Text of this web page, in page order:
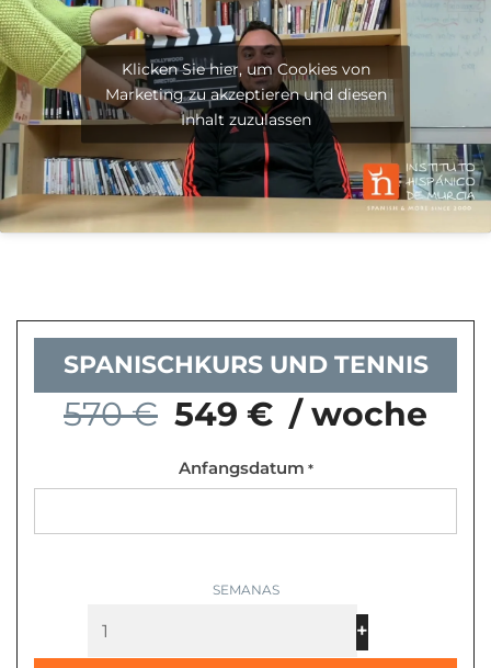
Klicken Sie hier, um Cookies von
Marketing zu akzeptieren und diesen
Inhalt zuzulassen
SPANISCHKURS UND TENNIS
570 € 549 € / woche
Anfangsdatum *
Spanischkurs
+